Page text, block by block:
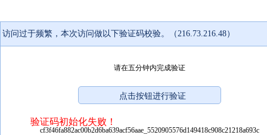
访问过于频繁，本次访问做以下验证码校验。（216.73.216.48）
请在五分钟内完成验证
验证码初始化失败！
cf3f46fa882ac00b2d6ba639acf56aae_5520905576d149418c908c21218a693c